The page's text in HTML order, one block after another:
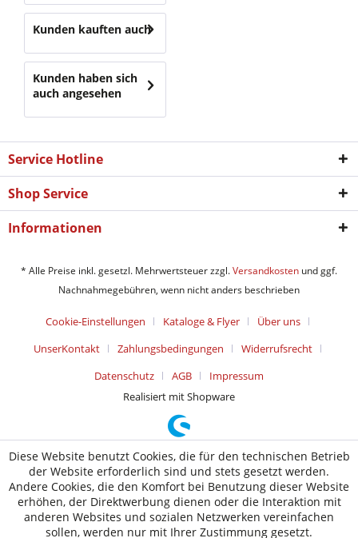
Kunden kauften auch
Kunden haben sich
auch angesehen
Service Hotline
Shop Service
Informationen
* Alle Preise inkl. gesetzl. Mehrwertsteuer zzgl.Versandkosten und ggf.
Nachnahmegebühren, wenn nicht anders beschrieben
Cookie-Einstellungen Kataloge & Flyer
Über uns
UnserKontakt
Zahlungsbedingungen
Widerrufsrecht
Datenschutz
AGB
Impressum
Realisiert mit Shopware
Diese Website benutzt Cookies, die für den technischen Betrieb
der Website erforderlich sind und stets gesetzt werden.
Andere Cookies, die den Komfort bei Benutzung dieser Website
erhöhen, der Direktwerbung dienen oder die Interaktion mit
anderen Websites und sozialen Netzwerken vereinfachen
sollen, werden nur mit Ihrer Zustimmung gesetzt.